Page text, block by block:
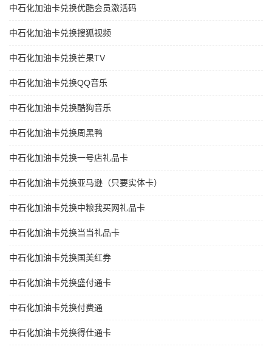
中石化加油卡兑换优酷会员激活码
中石化加油卡兑换搜狐视频
中石化加油卡兑换芒果TV
中石化加油卡兑换QQ音乐
中石化加油卡兑换酷狗音乐
中石化加油卡兑换周黑鸭
中石化加油卡兑换一号店礼品卡
中石化加油卡兑换亚马逊（只要实体卡）
中石化加油卡兑换中粮我买网礼品卡
中石化加油卡兑换当当礼品卡
中石化加油卡兑换国美红券
中石化加油卡兑换盛付通卡
中石化加油卡兑换付费通
中石化加油卡兑换得仕通卡